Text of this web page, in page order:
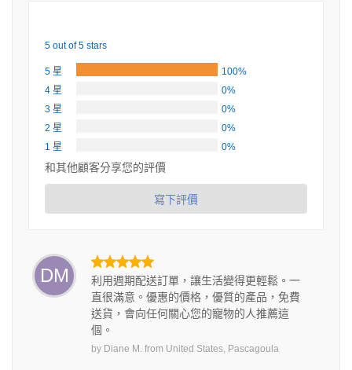
5 out of 5 stars
5 星
100%
4 星
0%
3 星
0%
2 星
0%
1 星
0%
和其他顧客分享您的評價
寫下評價
DM
利用週期配送訂單，讓生活變得更輕鬆。一
直很滿意。優惠的價格，優質的產品，免費
送貨，會向任何關心您的寵物的人推薦這
個。
by Diane M. from United States, Pascagoula